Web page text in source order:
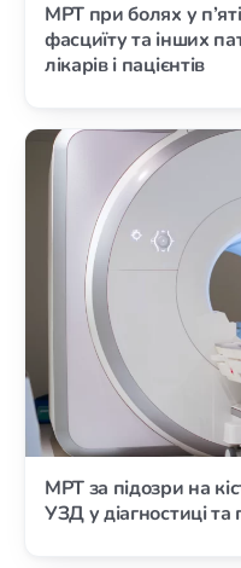
МРТ при болях у
фасциїту та інших
лікарів і пацієнтів
МРТ за підозри на
УЗД у діагностиці та